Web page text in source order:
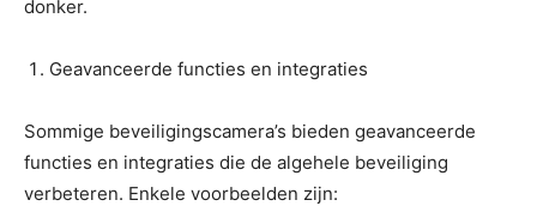
donker.
Geavanceerde functies en integraties
Sommige beveiligingscamera’s bieden geavanceerde
functies en integraties die de algehele beveiliging
verbeteren. Enkele voorbeelden zijn: